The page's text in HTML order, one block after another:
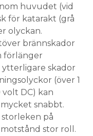
huvudet (vid
för katarakt (grå
olyckan.
brännskador
förlänger
skador
(över 1
volt DC) kan
snabbt.
på
stor roll.